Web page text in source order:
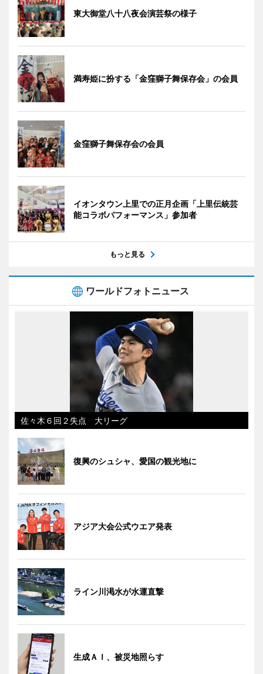
東大御堂八十八夜会演芸祭の様子
満寿姫に扮する「金窪獅子舞保存会」の会員
金窪獅子舞保存会の会員
イオンタウン上里での正月企画「上里伝統芸
能コラボパフォーマンス」参加者
もっと見る
ワールドフォトニュース
佐々木６回２失点 大リーグ
復興のシュシャ、愛国の観光地に
アジア大会公式ウエア発表
ライン川渇水が水運直撃
生成ＡＩ、被災地照らす